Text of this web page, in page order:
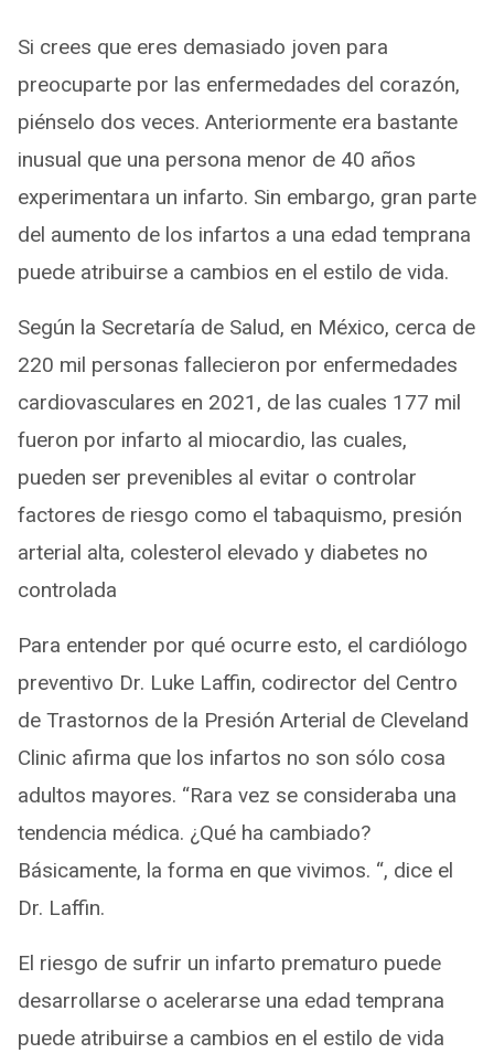
Si crees que eres demasiado joven para
preocuparte por las enfermedades del corazón,
piénselo dos veces. Anteriormente era bastante
inusual que una persona menor de 40 años
experimentara un infarto. Sin embargo, gran parte
del aumento de los infartos a una edad temprana
puede atribuirse a cambios en el estilo de vida.
Según la Secretaría de Salud, en México, cerca de
220 mil personas fallecieron por enfermedades
cardiovasculares en 2021, de las cuales 177 mil
fueron por infarto al miocardio, las cuales,
pueden ser prevenibles al evitar o controlar
factores de riesgo como el tabaquismo, presión
arterial alta, colesterol elevado y diabetes no
controlada
Para entender por qué ocurre esto, el cardiólogo
preventivo Dr. Luke Laffin, codirector del Centro
de Trastornos de la Presión Arterial de Cleveland
Clinic afirma que los infartos no son sólo cosa
adultos mayores. “Rara vez se consideraba una
tendencia médica. ¿Qué ha cambiado?
Básicamente, la forma en que vivimos. “, dice el
Dr. Laffin.
El riesgo de sufrir un infarto prematuro puede
desarrollarse o acelerarse una edad temprana
puede atribuirse a cambios en el estilo de vida